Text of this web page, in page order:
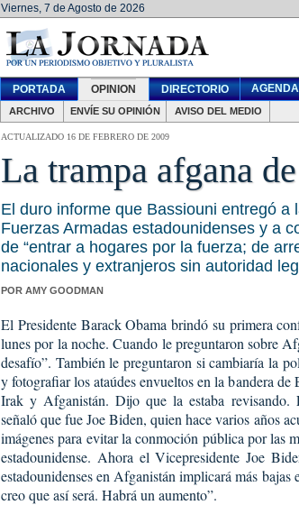
Viernes, 7 de Agosto de 2026
PORTADA OPINION DIRECTORIO AGENDA
ARCHIVO ENVÍE SU OPINIÓN AVISO DEL MEDIO
ACTUALIZADO 16 DE FEBRERO DE 2009
La trampa afgana
El duro informe que Bassiouni entregó a
Fuerzas Armadas estadounidenses y a
de “entrar a hogares por la fuerza; de
nacionales y extranjeros sin autoridad
POR AMY GOODMAN
El Presidente Barack Obama brindó su primera
lunes por la noche. Cuando le preguntaron sobre
desafío”. También le preguntaron si cambiaría la
y fotografiar los ataúdes envueltos en la bandera de
Irak y Afganistán. Dijo que la estaba revisando.
señaló que fue Joe Biden, quien hace varios años
imágenes para evitar la conmoción pública por las
estadounidense. Ahora el Vicepresidente Joe
estadounidenses en Afganistán implicará más
creo que así será. Habrá un aumento”.